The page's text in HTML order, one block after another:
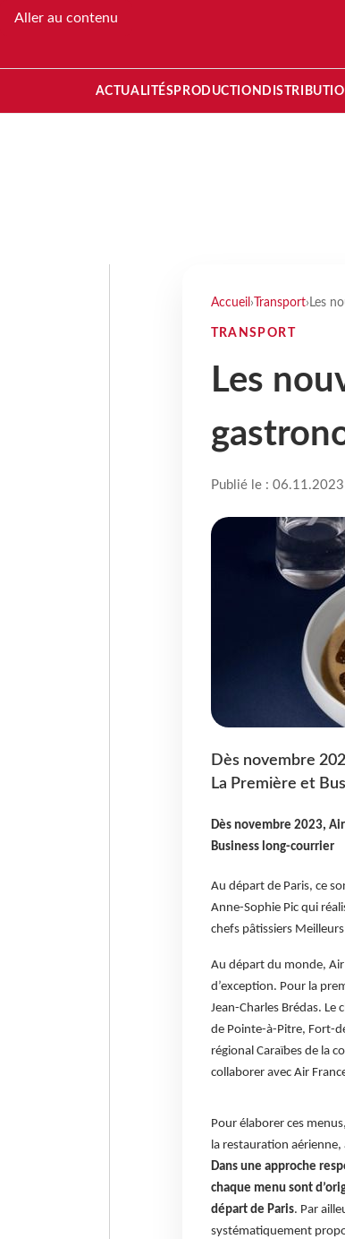
Aller au contenu
ACTUALITÉS PRODUCTION
Accueil › Transport› Les
TRANSPORT
Les
Publié le :
Dès novembre
La Première et
Dès novembre 2023,
Business long-courrier
Au départ de Paris, ce
Anne-Sophie Pic qui
chefs pâtissiers
Au départ du monde,
d’exception. Pour la
Jean-Charles Brédas. Le
de Pointe-à-Pitre, Fort-
régional Caraïbes de la
collaborer avec Air
Pour élaborer ces
la restauration
Dans une approche
chaque menu sont
départ de Paris. Par
systématiquement